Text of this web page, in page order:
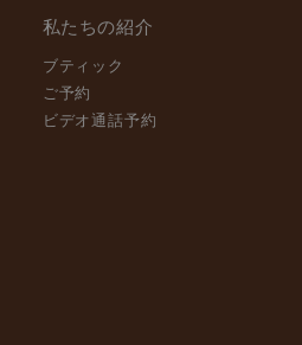
私たちの紹介
ブティック
ご予約
ビデオ通話予約